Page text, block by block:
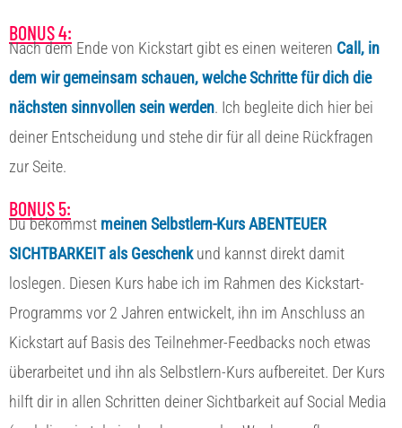
BONUS 4:
Nach dem Ende von Kickstart gibt es einen weiteren Call, in
dem wir gemeinsam schauen, welche Schritte für dich die
nächsten sinnvollen sein werden. Ich begleite dich hier bei
deiner Entscheidung und stehe dir für all deine Rückfragen
zur Seite.
BONUS 5:
Dubekommst meinen Selbstlern-Kurs ABENTEUER
SICHTBARKEIT als Geschenkund kannst direkt damit
loslegen. Diesen Kurs habe ich im Rahmen des Kickstart-
Programms vor 2 Jahren entwickelt, ihn im Anschluss an
Kickstart auf Basis des Teilnehmer-Feedbacks noch etwas
überarbeitet und ihn als Selbstlern-Kurs aufbereitet. Der Kurs
hilft dir in allen Schritten deiner Sichtbarkeit auf Social Media